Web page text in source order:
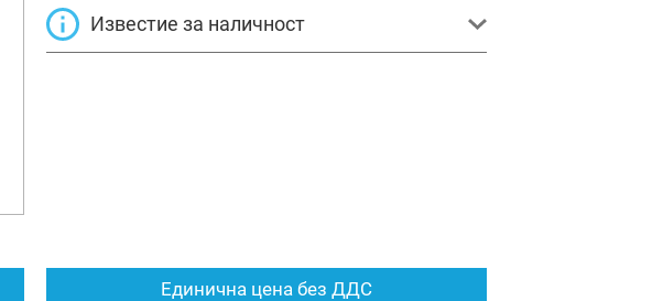
Единична цена без ДДС
Известие за наличност